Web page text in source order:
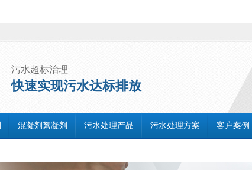
污水超标治理
快速实现污水达标排放
混凝剂絮凝剂 污水处理产品 污水处理方案 客户案例